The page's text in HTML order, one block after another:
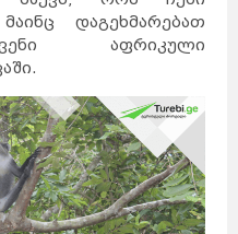
დაგეხმარებათ
აფრიკული